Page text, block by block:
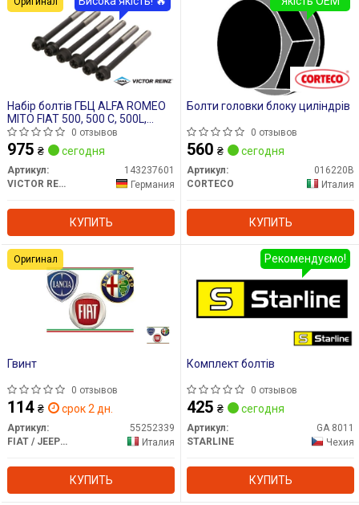
Набір болтів ГБЦ ALFA ROMEO
MITO FIAT 500, 500 C, 500L,
PANDA, PUNTO,
PUNTO/HATCHBACK LANCIA
YPSILON 0.9/0.9CNG/0.9LPG
09.09-
0 отзывов
975 ₴ сегодня
Артикул:
143237601
VICTOR REINZ
Германия
КУПИТЬ
Болти головки блоку циліндрів
0 отзывов
560 ₴ сегодня
Артикул:
016220B
CORTECO
Италия
КУПИТЬ
Гвинт
0 отзывов
114 ₴ срок 2 дн.
Артикул:
55252339
FIAT / JEEP / ALFA ROMEO / LANCIA
Италия
КУПИТЬ
Оригинал
Комплект болтів
0 отзывов
425 ₴ сегодня
Артикул:
GA 8011
STARLINE
Чехия
КУПИТЬ
Рекомендуємо!